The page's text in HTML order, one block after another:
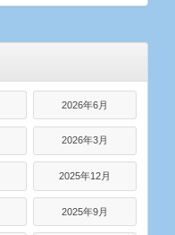
2026年6月
2026年3月
2025年12月
2025年9月